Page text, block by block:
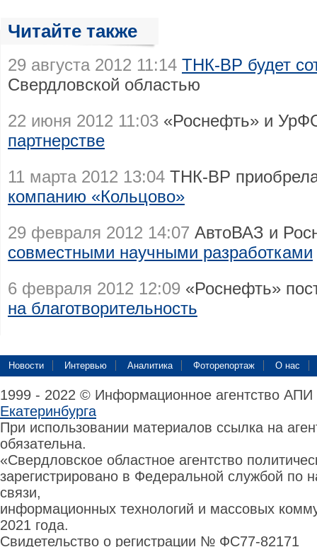
Читайте также
29 августа 2012 11:14 ТНК-ВР будет
Свердловской областью
22 июня 2012 11:03 «Роснефть» и
партнерстве
11 марта 2012 13:04 ТНК-ВР
компанию «Кольцово»
29 февраля 2012 14:07 АвтоВАЗ и
совместными научными разработками
6 февраля 2012 12:09 «Роснефть»
на благотворительность
Новости Интервью Аналитика Фоторепортаж О нас
1999 - 2022 © Информационное агентство
Екатеринбурга
При использовании материалов ссылка на
обязательна.
«Свердловское областное агентство
зарегистрировано в Федеральной службой по
связи,
информационных технологий и массовых
2021 года.
Свидетельство о регистрации № ФС77-82171